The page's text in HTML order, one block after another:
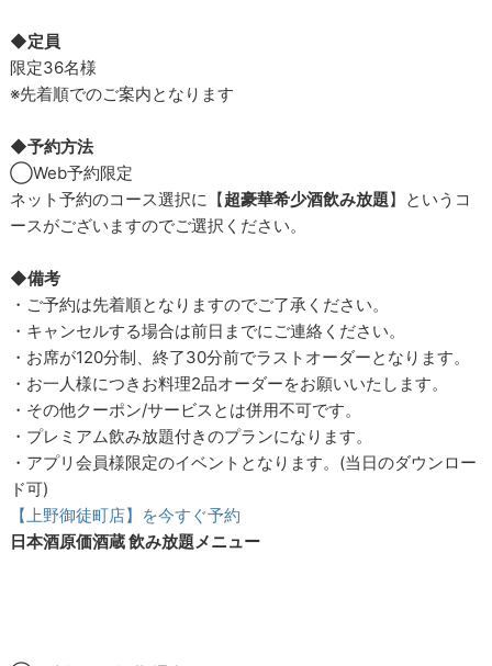
◆定員
限定36名様
※先着順でのご案内となります
◆予約方法
◯Web予約限定
ネット予約のコース選択に【超豪華希少酒飲み放題】というコ
ースがございますのでご選択ください。
◆備考
・ご予約は先着順となりますのでご了承ください。
・キャンセルする場合は前日までにご連絡ください。
・お席が120分制、終了30分前でラストオーダーとなります。
・お一人様につきお料理2品オーダーをお願いいたします。
・その他クーポン/サービスとは併用不可です。
・プレミアム飲み放題付きのプランになります。
・アプリ会員様限定のイベントとなります。(当日のダウンロー
ド可)
【上野御徒町店】を今すぐ予約
日本酒原価酒蔵 飲み放題メニュー